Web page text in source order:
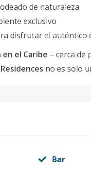
de naturaleza
exclusivo
disfrutar el auténtico
el Caribe – cerca de
no es solo
Bar